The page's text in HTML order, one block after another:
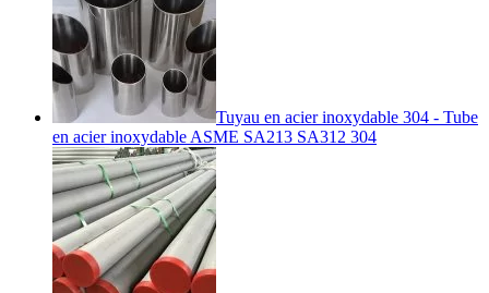
Tuyau en acier inoxydable 304 - Tube
en acier inoxydable ASME SA213 SA312 304